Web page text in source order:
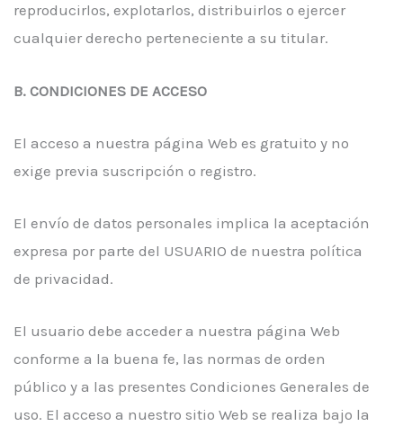
reproducirlos, explotarlos, distribuirlos o ejercer
cualquier derecho perteneciente a su titular.
B. CONDICIONES DE ACCESO
El acceso a nuestra página Web es gratuito y no
exige previa suscripción o registro.
El envío de datos personales implica la aceptación
expresa por parte del USUARIO de nuestra política
de privacidad.
El usuario debe acceder a nuestra página Web
conforme a la buena fe, las normas de orden
público y a las presentes Condiciones Generales de
uso. El acceso a nuestro sitio Web se realiza bajo la